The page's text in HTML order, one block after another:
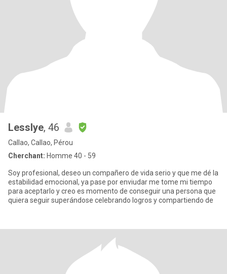
Lesslye, 46
Callao, Callao, Pérou
Cherchant: Homme 40 - 59
Soy profesional, deseo un compañero de vida serio y que me dé la
estabilidad emocional, ya pase por enviudar me tome mi tiempo
para aceptarlo y creo es momento de conseguir una persona que
quiera seguir superándose celebrando logros y compartiendo de